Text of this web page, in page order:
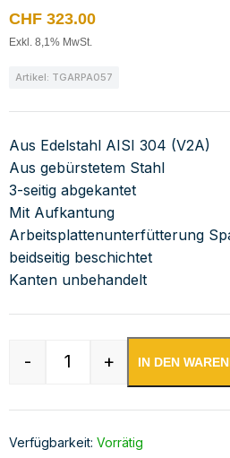
CHF 323.00
Exkl. 8,1% MwSt.
Artikel: TGARPA057
Aus Edelstahl AISI 304 (V2A)
Aus gebürstetem Stahl
3-seitig abgekantet
Mit Aufkantung
Arbeitsplattenunterfütterung
beidseitig beschichtet
Kanten unbehandelt
Edelstahl Arbeitsplatte
- + IN DEN
Verfügbarkeit: Vorrätig